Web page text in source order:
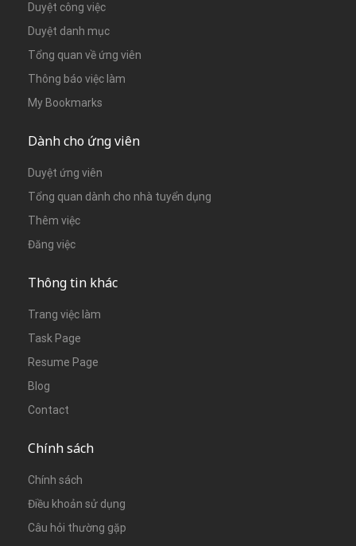
Duyệt công việc
Duyệt danh mục
Tổng quan về ứng viên
Thông báo việc làm
My Bookmarks
Dành cho ứng viên
Duyệt ứng viên
Tổng quan dành cho nhà tuyển dụng
Thêm việc
Đăng việc
Thông tin khác
Trang việc làm
Task Page
Resume Page
Blog
Contact
Chính sách
Chính sách
Điều khoản sử dụng
Câu hỏi thường gặp